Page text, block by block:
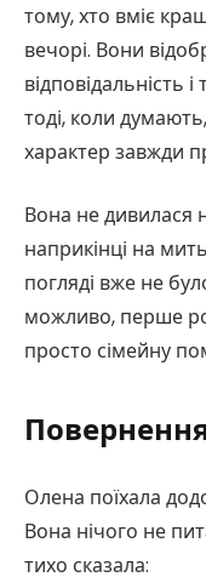
тому, хто вміє
вечорі. Вони
відповідальність
тоді, коли
характер завжди
Вона не дивилася
наприкінці на
погляді вже не
можливо, перше
просто сімейну
Олена поїхала
Вона нічого не
тихо сказала: